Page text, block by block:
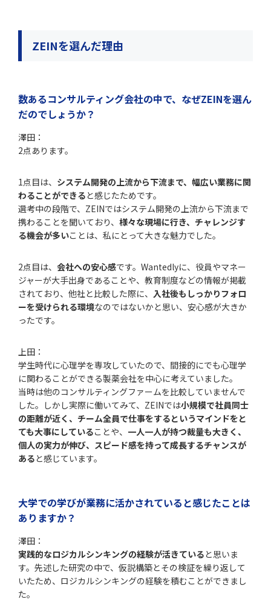
ZEINを選んだ理由
数あるコンサルティング会社の中で、なぜZEINを選ん
だのでしょうか？
澤田：
2点あります。
1点目は、 システム開発の上流から下流まで、幅広い業務に関
わることができると感じたためです。
選考中の段階で、ZEINではシステム開発の上流から下流まで
携わることを聞いており、 様々な現場に行き、チャレンジす
る機会が多いことは、私にとって大きな魅力でした。
2点目は、 会社への安心感です。Wantedlyに、役員やマネー
ジャーが大手出身であることや、教育制度などの情報が掲載
されており、他社と比較した際に、 入社後もしっかりフォロ
ーを受けられる環境なのではないかと思い、安心感が大きか
ったです。
上田：
学生時代に心理学を専攻していたので、間接的にでも心理学
に関わることができる製薬会社を中心に考えていました。
当時は他のコンサルティングファームを比較していませんで
した。しかし実際に働いてみて、ZEINでは小規模で社員同士
の距離が近く、チーム全員で仕事をするというマインドをと
ても大事にしていることや、 一人一人が持つ裁量も大きく、
個人の実力が伸び、スピード感を持って成長するチャンスが
あると感じています。
大学での学びが業務に活かされていると感じたことは
ありますか？
澤田：
実践的なロジカルシンキングの経験が活きていると思いま
す。先述した研究の中で、仮説構築とその検証を繰り返して
いたため、ロジカルシンキングの経験を積むことができまし
た。